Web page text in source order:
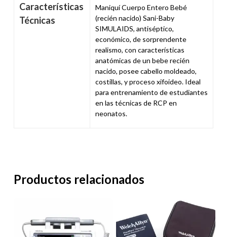
Características
Técnicas
Maniquí Cuerpo Entero Bebé
(recién nacido) Sani-Baby
SIMULAIDS, antiséptico,
económico, de sorprendente
realismo, con características
anatómicas de un bebe recién
nacido, posee cabello moldeado,
costillas, y proceso xifoideo. Ideal
para entrenamiento de estudiantes
en las técnicas de RCP en
neonatos.
Productos relacionados